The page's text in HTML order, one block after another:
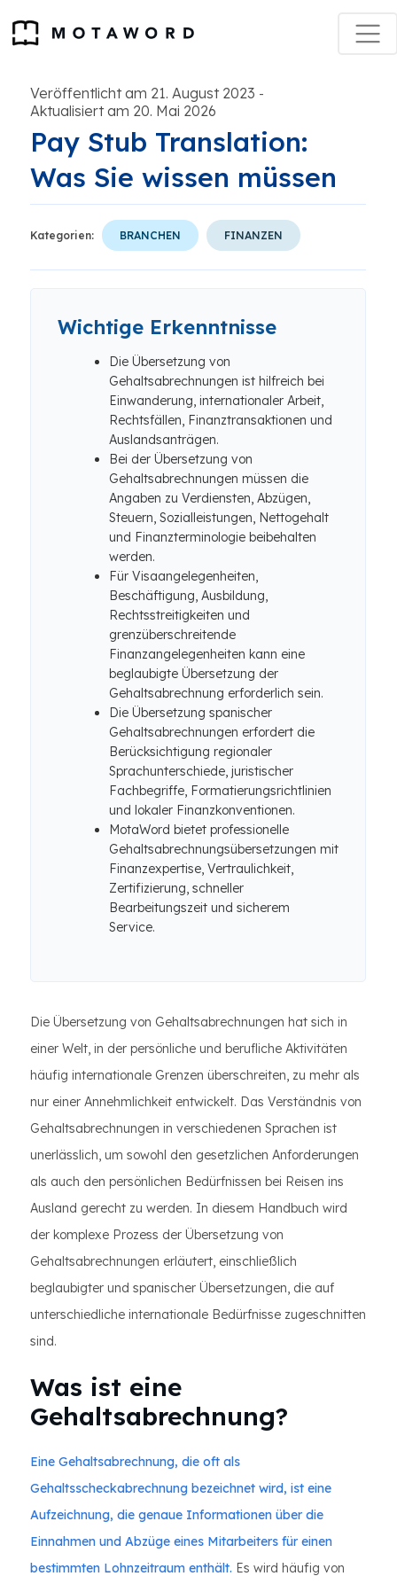
Veröffentlicht am 21. August 2023 -
Aktualisiert am 20. Mai 2026
Pay Stub Translation:
Was Sie wissen müssen
Kategorien: BRANCHEN FINANZEN
Wichtige Erkenntnisse
Die Übersetzung von
Gehaltsabrechnungen ist hilfreich bei
Einwanderung, internationaler Arbeit,
Rechtsfällen, Finanztransaktionen und
Auslandsanträgen.
Bei der Übersetzung von
Gehaltsabrechnungen müssen die
Angaben zu Verdiensten, Abzügen,
Steuern, Sozialleistungen, Nettogehalt
und Finanzterminologie beibehalten
werden.
Für Visaangelegenheiten,
Beschäftigung, Ausbildung,
Rechtsstreitigkeiten und
grenzüberschreitende
Finanzangelegenheiten kann eine
beglaubigte Übersetzung der
Gehaltsabrechnung erforderlich sein.
Die Übersetzung spanischer
Gehaltsabrechnungen erfordert die
Berücksichtigung regionaler
Sprachunterschiede, juristischer
Fachbegriffe, Formatierungsrichtlinien
und lokaler Finanzkonventionen.
MotaWord bietet professionelle
Gehaltsabrechnungsübersetzungen mit
Finanzexpertise, Vertraulichkeit,
Zertifizierung, schneller
Bearbeitungszeit und sicherem
Service.
Die Übersetzung von Gehaltsabrechnungen hat sich in
einer Welt, in der persönliche und berufliche Aktivitäten
häufig internationale Grenzen überschreiten, zu mehr als
nur einer Annehmlichkeit entwickelt. Das Verständnis von
Gehaltsabrechnungen in verschiedenen Sprachen ist
unerlässlich, um sowohl den gesetzlichen Anforderungen
als auch den persönlichen Bedürfnissen bei Reisen ins
Ausland gerecht zu werden. In diesem Handbuch wird
der komplexe Prozess der Übersetzung von
Gehaltsabrechnungen erläutert, einschließlich
beglaubigter und spanischer Übersetzungen, die auf
unterschiedliche internationale Bedürfnisse zugeschnitten
sind.
Was ist eine
Gehaltsabrechnung?
Eine Gehaltsabrechnung, die oft als
Gehaltsscheckabrechnung bezeichnet wird, ist eine
Aufzeichnung, die genaue Informationen über die
Einnahmen und Abzüge eines Mitarbeiters für einen
bestimmten Lohnzeitraum enthält. Es wird häufig von